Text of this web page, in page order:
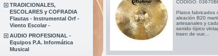
TRADICIONALES,
ESCOLARES y COFRADIA
Flautas - Instrumental Orf -
Viento Escolar -
AUDIO PROFESIONAL -
Equipos P.A. Informática
Musical
CODIGO:
Platos fabricados
aleación B20
artesanales y
sonido típico
traen de vue...